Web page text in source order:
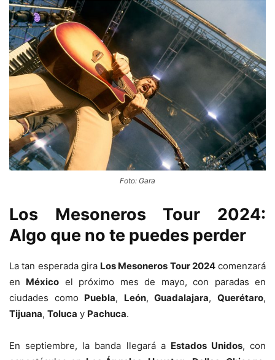
Foto: Gara
Los Mesoneros Tour 2024:
Algo que no te puedes perder
La tan esperada gira Los Mesoneros Tour 2024comenzará
en México el próximo mes de mayo, con paradas en
ciudades como Puebla, León,Guadalajara,Querétaro,
Tijuana, Toluca y Pachuca.
En septiembre, la banda llegará a Estados Unidos, con